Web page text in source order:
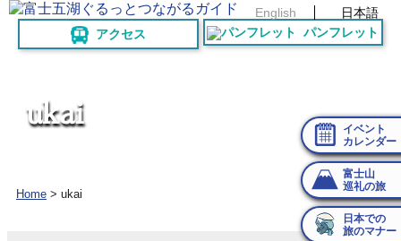
English
日本語
アクセス
パンフレット
イベント
カレンダー
富士山
巡礼の旅
日本での
旅のマナー
ukai
Home > ukai